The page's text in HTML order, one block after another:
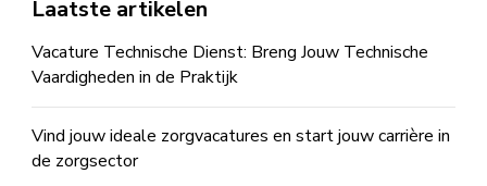
Laatste artikelen
Vacature Technische Dienst: Breng Jouw Technische
Vaardigheden in de Praktijk
Vind jouw ideale zorgvacatures en start jouw carrière in
de zorgsector